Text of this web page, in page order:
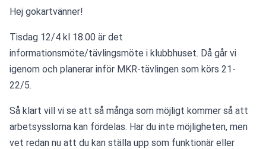
Hej gokartvänner!
Tisdag 12/4 kl 18.00 är det
informationsmöte/tävlingsmöte i klubbhuset. Då går vi
igenom och planerar inför MKR-tävlingen som körs 21-
22/5.
Så klart vill vi se att så många som möjligt kommer så att
arbetsysslorna kan fördelas. Har du inte möjligheten, men
vet redan nu att du kan ställa upp som funktionär eller